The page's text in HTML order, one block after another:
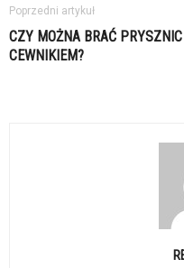
Poprzedni artykuł
CZY MOŻNA BRAĆ
CEWNIKIEM?